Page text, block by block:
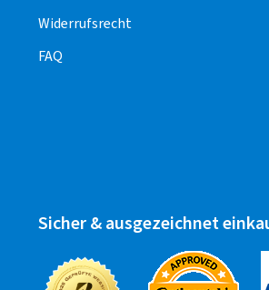
Widerrufsrecht
FAQ
Sicher & ausgezeichnet